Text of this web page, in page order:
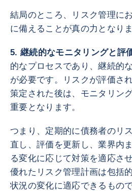
結局のところ、リスク管理に
に備えることが真の力となりま
5. 継続的なモニタリングと評
的なプロセスであり、継続的
が必要です。リスクが評価さ
策定された後は、モニタリン
重要となります。
つまり、定期的に債務者のリ
直し、評価を更新し、業界内
る変化に応じて対策を適応さ
優れたリスク管理計画は包括
状況の変化に適応できるもの